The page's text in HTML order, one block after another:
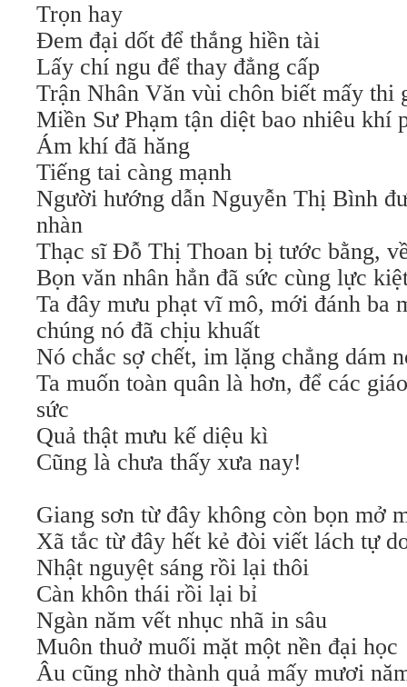
Trọn hay
Đem đại dốt để thắng hiền tài
Lấy chí ngu để thay đẳng cấp
Trận Nhân Văn vùi chôn biết mấy thi
Miền Sư Phạm tận diệt bao nhiêu khí
Ám khí đã hăng
Tiếng tai càng mạnh
Người hướng dẫn Nguyễn Thị Bình
nhàn
Thạc sĩ Đỗ Thị Thoan bị tước bằng,
Bọn văn nhân hẳn đã sức cùng lực
Ta đây mưu phạt vĩ mô, mới đánh ba
chúng nó đã chịu khuất
Nó chắc sợ chết, im lặng chẳng dám
Ta muốn toàn quân là hơn, để các
sức
Quả thật mưu kế diệu kì
Cũng là chưa thấy xưa nay!
Giang sơn từ đây không còn bọn mở
Xã tắc từ đây hết kẻ đòi viết lách tự
Nhật nguyệt sáng rồi lại thôi
Càn khôn thái rồi lại bỉ
Ngàn năm vết nhục nhã in sâu
Muôn thuở muối mặt một nền đại học
Âu cũng nhờ thành quả mấy mươi